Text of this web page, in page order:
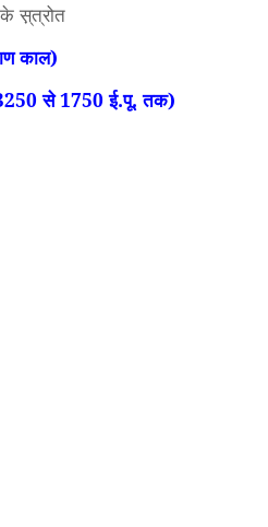
के स़्त्रोत
काल)
से 1750 ई.पू. तक)